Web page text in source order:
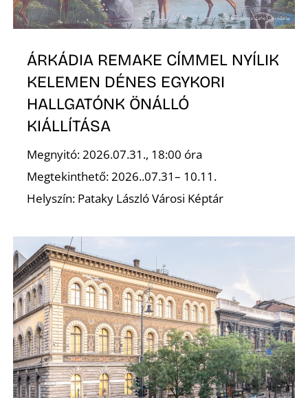
ÁRKÁDIA REMAKE CÍMMEL NYÍLIK
KELEMEN DÉNES EGYKORI
HALLGATÓNK ÖNÁLLÓ
KIÁLLÍTÁSA
Megnyitó: 2026.07.31., 18:00 óra
Megtekinthető: 2026..07.31– 10.11.
Helyszín: Pataky László Városi Képtár